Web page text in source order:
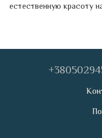
естественную красоту